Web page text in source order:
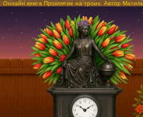
Онлайн книга Проклятие на троих. Автор